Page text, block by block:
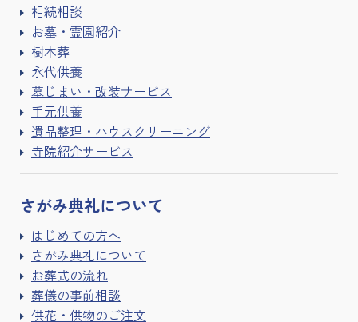
相続相談
お墓・霊園紹介
樹木葬
永代供養
墓じまい・改装サービス
手元供養
遺品整理・ハウスクリーニング
寺院紹介サービス
さがみ典礼について
はじめての方へ
さがみ典礼について
お葬式の流れ
葬儀の事前相談
供花・供物のご注文